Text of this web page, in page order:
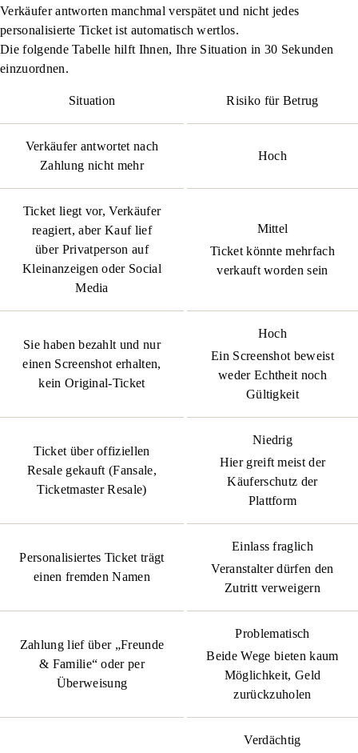
Verkäufer antworten manchmal verspätet und nicht jedes
personalisierte Ticket ist automatisch wertlos.
Die folgende Tabelle hilft Ihnen, Ihre Situation in 30 Sekunden
einzuordnen.
Situation Risiko für Betrug
Verkäufer antwortet nach
Zahlung nicht mehr
Hoch
Ticket liegt vor, Verkäufer
reagiert, aber Kauf lief
über Privatperson auf
Kleinanzeigen oder Social
Media
Mittel
Ticket könnte mehrfach
verkauft worden sein
Sie haben bezahlt und nur
einen Screenshot erhalten,
kein Original-Ticket
Hoch
Ein Screenshot beweist
weder Echtheit noch
Gültigkeit
Ticket über offiziellen
Resale gekauft (Fansale,
Ticketmaster Resale)
Niedrig
Hier greift meist der
Käuferschutz der
Plattform
Personalisiertes Ticket trägt
einen fremden Namen
Einlass fraglich
Veranstalter dürfen den
Zutritt verweigern
Zahlung lief über „Freunde
& Familie“ oder per
Überweisung
Problematisch
Beide Wege bieten kaum
Möglichkeit, Geld
zurückzuholen
Verdächtig